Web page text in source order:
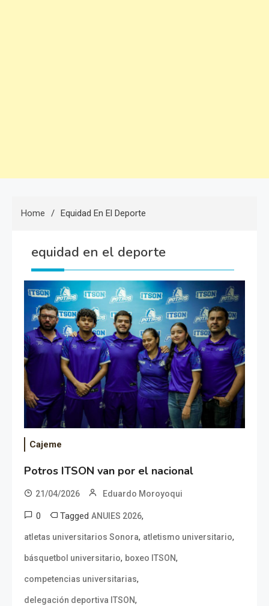
Home Equidad En El Deporte
equidad en el deporte
Cajeme
Potros ITSON van por el nacional
21/04/2026 Eduardo Moroyoqui
0 Tagged ANUIES 2026,
atletas universitarios Sonora, atletismo universitario,
básquetbol universitario, boxeo ITSON,
competencias universitarias,
delegación deportiva ITSON,